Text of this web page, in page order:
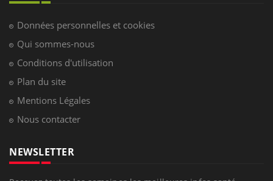
Données personnelles et cookies
Qui sommes-nous
Conditions d'utilisation
Plan du site
Mentions Légales
Nous contacter
NEWSLETTER